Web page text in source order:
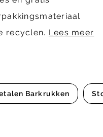
Barkrukken
recyclen. Lees meer